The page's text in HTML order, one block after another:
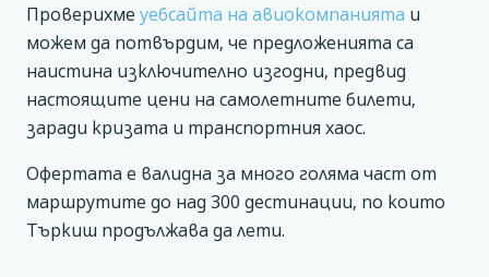
Проверихме уебсайта на авиокомпанията и
можем да потвърдим, че предложенията са
наистина изключително изгодни, предвид
настоящите цени на самолетните билети,
заради кризата и транспортния хаос.
Офертата е валидна за много голяма част от
маршрутите до над 300 дестинации, по които
Търкиш продължава да лети.